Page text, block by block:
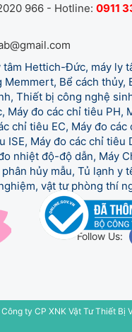
966 - Hotline: 0911
tâm Hettich-Đức, máy ly
Memmert, Bể cách thủy,
Thiết bị công nghệ
Máy đo các chỉ tiêu PH,
chỉ tiêu EC, Máy đo các
ISE, Máy đo các chỉ tiêu
nhiệt độ-độ dẫn, Máy
hủy mẫu, Tủ lạnh y
vật tư phòng thí
Follow Us:
ty CP XNK Vật Tư Thiết Bị